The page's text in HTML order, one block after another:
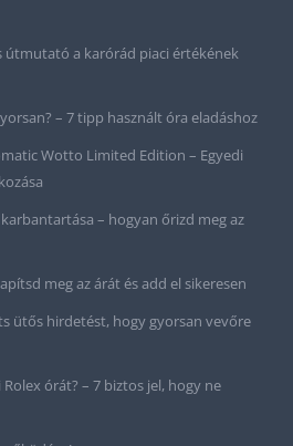
útmutató a karórád piaci értékének
– 7 tipp használt óra eladáshoz
Wotto Limited Edition – Egyedi
– hogyan őrizd meg az
meg az árát és add el sikeresen
ütős hirdetést, hogy gyorsan vevőre
órát? – 7 biztos jel, hogy ne